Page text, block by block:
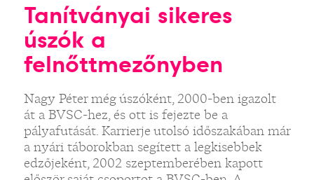
Tanítványai sikeres
úszók a
felnőttmezőnyben
Nagy Péter még úszóként, 2000-ben igazolt
át a BVSC-hez, és ott is fejezte be a
pályafutását. Karrierje utolsó időszakában már
a nyári táborokban segített a legkisebbek
edzőjeként, 2002 szeptemberében kapott